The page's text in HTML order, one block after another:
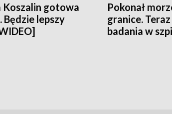
Koszalin gotowa
Będzie lepszy
Pokonał
granice.
badania w